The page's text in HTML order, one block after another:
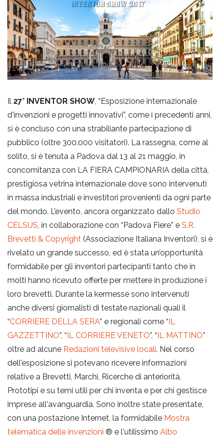
e
n
v
g
a
t
i
n
Il 27° INVENTOR SHOW , “Esposizione internazionale
d'invenzioni e progetti innovativi”, come i precedenti anni,
si è concluso con una strabiliante partecipazione di
pubblico (oltre 300.000 visitatori). La rassegna, come al
solito, si è tenuta a Padova dal 13 al 21 maggio, in
concomitanza con LA FIERA CAMPIONARIA della città,
prestigiosa vetrina internazionale dove sono intervenuti
in massa industriali e investitori provenienti da ogni parte
del mondo. L’evento, ancora organizzato dallo Studio
CELSUS , in collaborazione con “Padova Fiere” e S.R.
Brevetti & Copyright (Associazione Italiana Inventori), si è
rivelato un grande successo, ed è stata un’opportunità
formidabile per gli inventori partecipanti tanto che in
molti hanno ricevuto offerte per mettere in produzione i
loro brevetti. Durante la kermesse sono intervenuti
anche diversi giornalisti di testate nazionali quali il
“CORRIERE DELLA SERA” e regionali come “IL
GAZZETTINO”, “IL CORRIERE VENETO”, “IL MATTINO”
oltre ad alcune Redazioni televisive locali. Nel corso
dell'esposizione si potevano ricevere informazioni
relative a Brevetti, Marchi, Ricerche di anteriorità,
Prototipi e su temi utili per chi inventa e per chi gestisce
imprese all'avanguardia. Sono inoltre state presentate,
con una postazione Internet, la formidabile Mostra
telematica delle invenzioni ® e l'utilissimo Albo